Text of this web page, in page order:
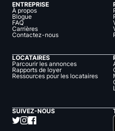
ENTREPRISE
À propos
Blogue
FAQ
Carrières
Contactez-nous
LOCATAIRES
Parcourir les annonces
Rapports de loyer
Ressources pour les locataires
SUIVEZ-NOUS